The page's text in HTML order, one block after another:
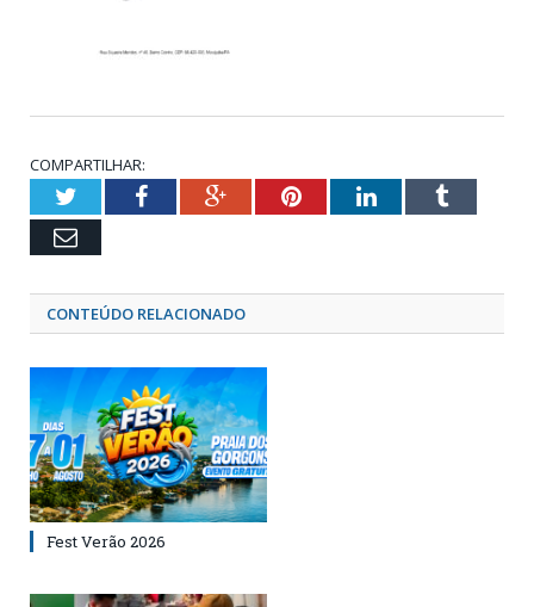
COMPARTILHAR:
TwitterFacebookGoogle+PinterestLinkedInTumblr
Email
CONTEÚDO RELACIONADO
Fest Verão 2026